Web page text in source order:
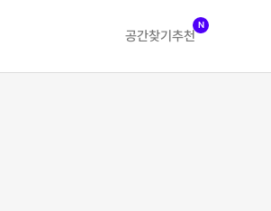
공간찾기 추천
N